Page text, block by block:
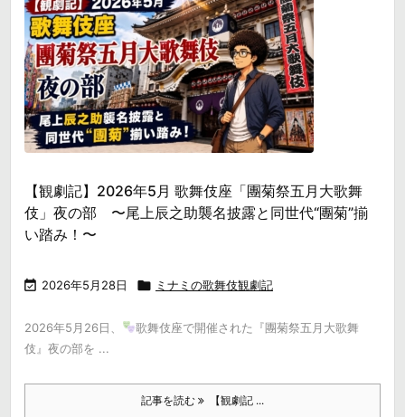
【観劇記】2026年5月 歌舞伎座「團菊祭五月大歌舞
伎」夜の部 〜尾上辰之助襲名披露と同世代“團菊”揃
い踏み！〜
 2026年5月28日  ミナミの歌舞伎観劇記
2026年5月26日、
歌舞伎座で開催された『團菊祭五月大歌舞
伎』夜の部を ...
記事を読む 【観劇記 ...